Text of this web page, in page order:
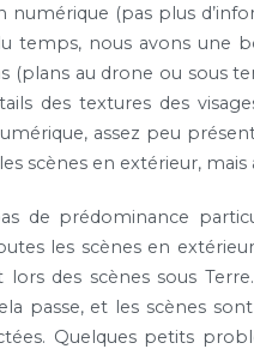
numérique (pas plus
temps, nous avons une
(plans au drone ou sous
des textures des
assez peu
scènes en extérieur, mais
de prédominance
les scènes en
des scènes sous
passe, et les scènes
Quelques petits